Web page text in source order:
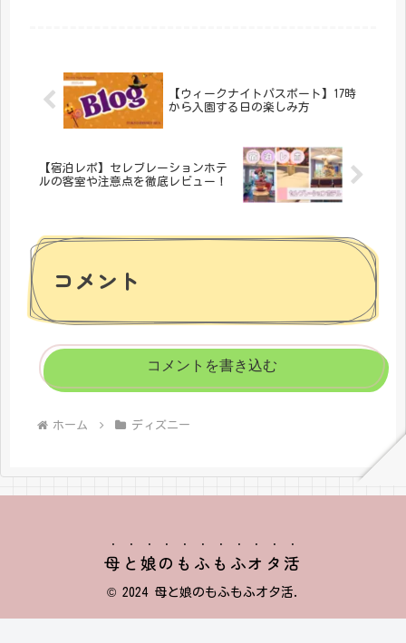
ていきたいと思います！
【ウィークナイトパスポート】17時
から入園する日の楽しみ方
【宿泊レポ】セレブレーションホテ
ルの客室や注意点を徹底レビュー！
コメント
コメントを書き込む
ホーム ディズニー
母と娘のもふもふオタ活
© 2024 母と娘のもふもふオタ活.